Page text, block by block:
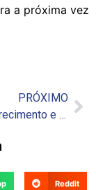
a próxima vez
PRÓXIMO
Dieta, Emagrecimento e Testosterona: O que Aumenta os Níveis Hormonais?
Reddit